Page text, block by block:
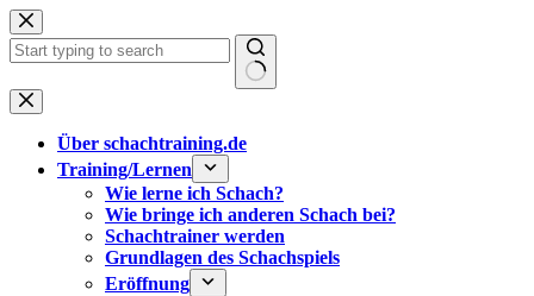
Zum
Inhalt
springen
Keine
Ergebnisse
Über schachtraining.de
Training/Lernen
Wie lerne ich Schach?
Wie bringe ich anderen Schach bei?
Schachtrainer werden
Grundlagen des Schachspiels
Eröffnung